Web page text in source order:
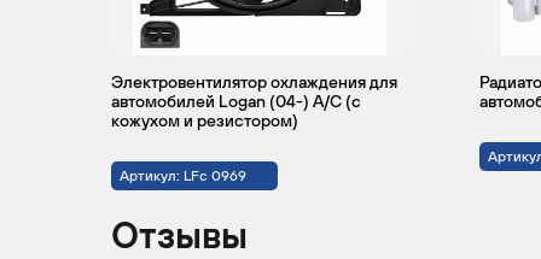
Электровентилятор охлаждения для
автомобилей Logan (04-) A/C (с
кожухом и резистором)
Артикул: LFc 0969
Отзывы